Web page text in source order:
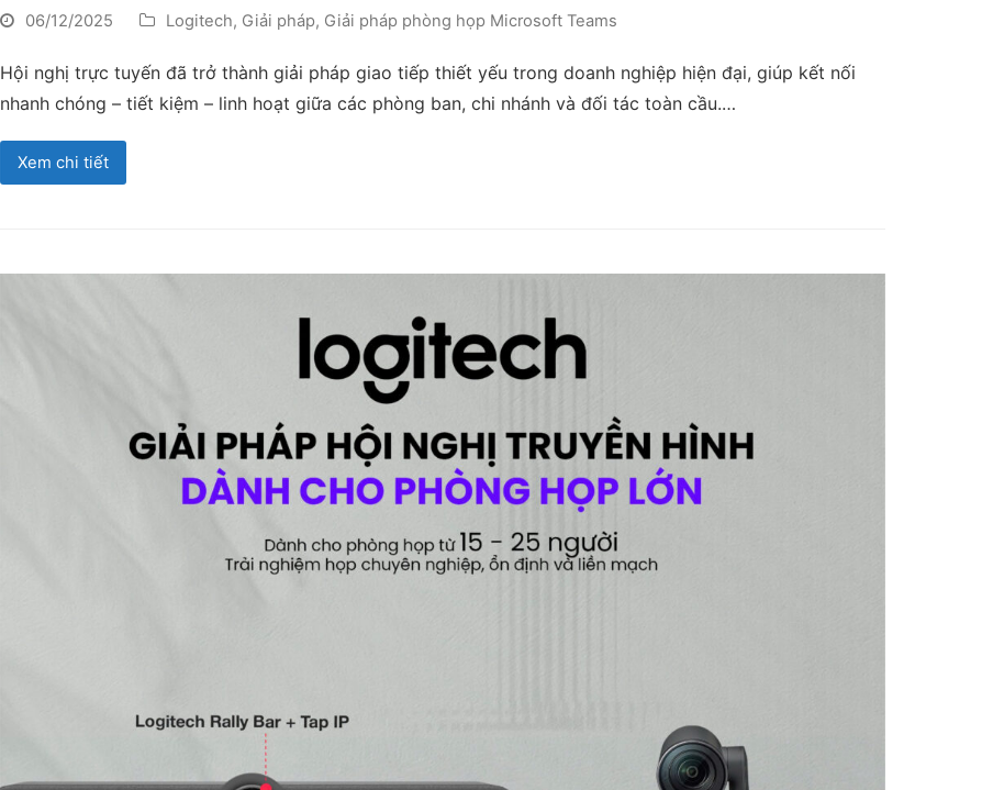
06/12/2025 Logitech, Giải pháp, Giải pháp phòng họp Microsoft Teams
Hội nghị trực tuyến đã trở thành giải pháp giao tiếp thiết yếu trong doanh nghiệp hiện đại, giúp kết nối
nhanh chóng – tiết kiệm – linh hoạt giữa các phòng ban, chi nhánh và đối tác toàn cầu.…
Xem chi tiết